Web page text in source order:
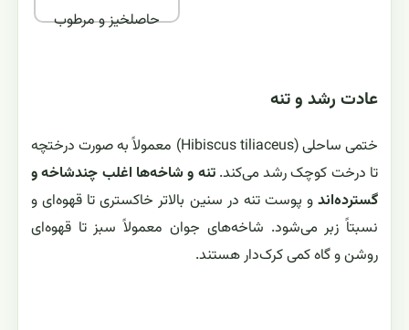
حاصلخیز و مرطوب
عادت رشد و تنه
ختمی ساحلی (Hibiscus tiliaceus) معمولاً به صورت درختچه
تا درخت کوچک رشد می‌کند.تنه و شاخه‌ها اغلب چندشاخه و
گسترده‌اندو پوست تنه در سنین بالاتر خاکستری تا قهوه‌ای و
نسبتاً زبر می‌شود. شاخه‌های جوان معمولاً سبز تا قهوه‌ای
روشن و گاه کمی کرک‌دار هستند.